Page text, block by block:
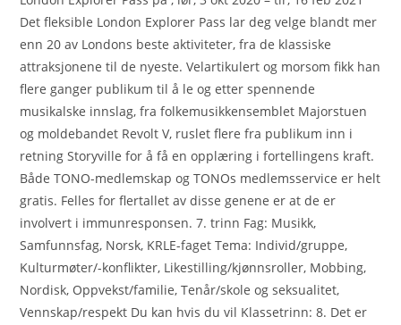
Det fleksible London Explorer Pass lar deg velge blandt mer
enn 20 av Londons beste aktiviteter, fra de klassiske
attraksjonene til de nyeste. Velartikulert og morsom fikk han
flere ganger publikum til å le og etter spennende
musikalske innslag, fra folkemusikkensemblet Majorstuen
og moldebandet Revolt V, ruslet flere fra publikum inn i
retning Storyville for å få en opplæring i fortellingens kraft.
Både TONO-medlemskap og TONOs medlemsservice er helt
gratis. Felles for flertallet av disse genene er at de er
involvert i immunresponsen. 7. trinn Fag: Musikk,
Samfunnsfag, Norsk, KRLE-faget Tema: Individ/gruppe,
Kulturmøter/-konflikter, Likestilling/kjønnsroller, Mobbing,
Nordisk, Oppvekst/familie, Tenår/skole og seksualitet,
Vennskap/respekt Du kan hvis du vil Klassetrinn: 8. Det er